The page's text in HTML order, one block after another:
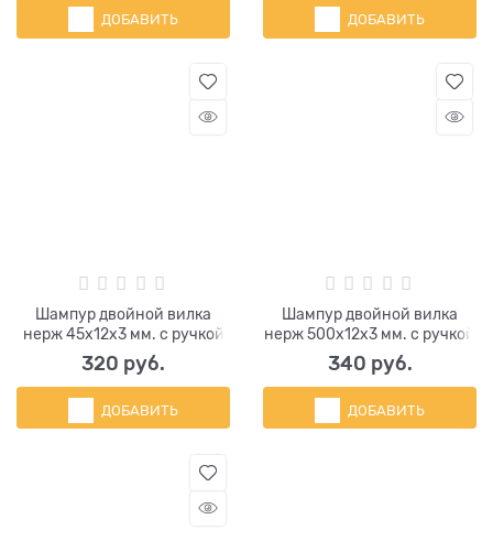
ДОБАВИТЬ ДОБАВИТЬ
Шампур двойной вилка
нерж 45х12х3 мм. с ручкой
320 руб.
ДОБАВИТЬ
Шампур двойной вилка
нерж 500х12х3 мм. с ручкой
340 руб.
ДОБАВИТЬ